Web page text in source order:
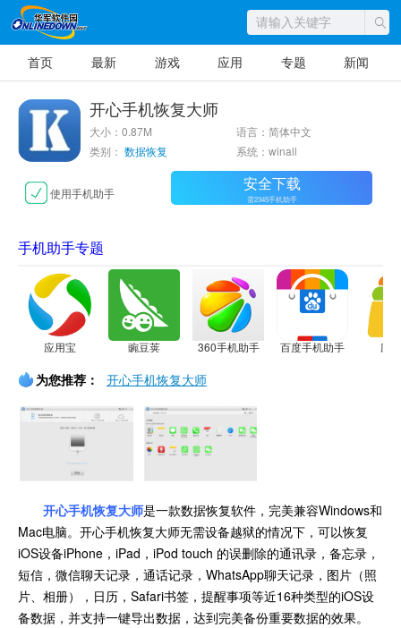
首页 最新 游戏 应用 专题 新闻
开心手机恢复大师
大小：0.87M
语言：简体中文
类别： 数据恢复 系统：winall
使用手机助手 安全下载
需2345手机助手
手机助手专题
应用宝 豌豆荚 360手机助手 百度手机助手 应
为您推荐： 开心手机恢复大师
开心手机恢复大师是一款数据恢复软件，完美兼容Windows和
Mac电脑。开心手机恢复大师无需设备越狱的情况下，可以恢复
iOS设备iPhone，iPad，iPod touch 的误删除的通讯录，备忘录，
短信，微信聊天记录，通话记录，WhatsApp聊天记录，图片（照
片、相册），日历，Safari书签，提醒事项等近16种类型的iOS设
备数据，并支持一键导出数据，达到完美备份重要数据的效果。